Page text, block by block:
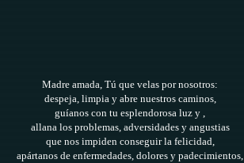
Madre amada, Tú que velas por nosotros:
despeja, limpia y abre nuestros caminos,
guíanos con tu esplendorosa luz y ,
allana los problemas, adversidades y angustias
que nos impiden conseguir la felicidad,
apártanos de enfermedades, dolores y padecimientos,